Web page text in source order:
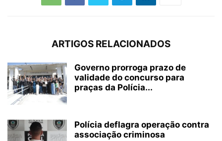
ARTIGOS RELACIONADOS
Governo prorroga prazo de
validade do concurso para
praças da Polícia...
Polícia deflagra operação contra
associação criminosa